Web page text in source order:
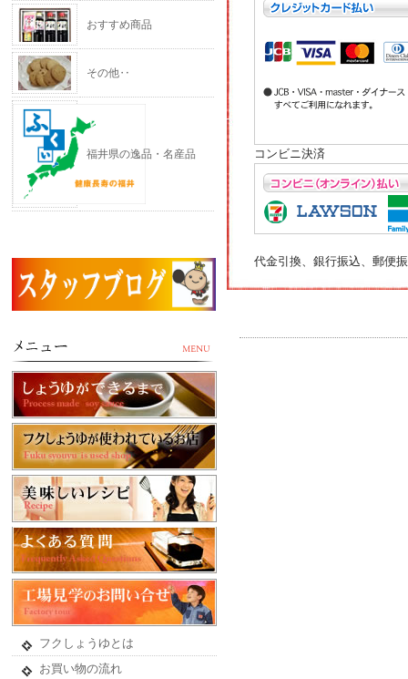
おすすめ商品
その他‥
福井県の逸品・名産品
フクしょうゆとは
お買い物の流れ
コンビニ決済
代金引換、銀行振込、郵便